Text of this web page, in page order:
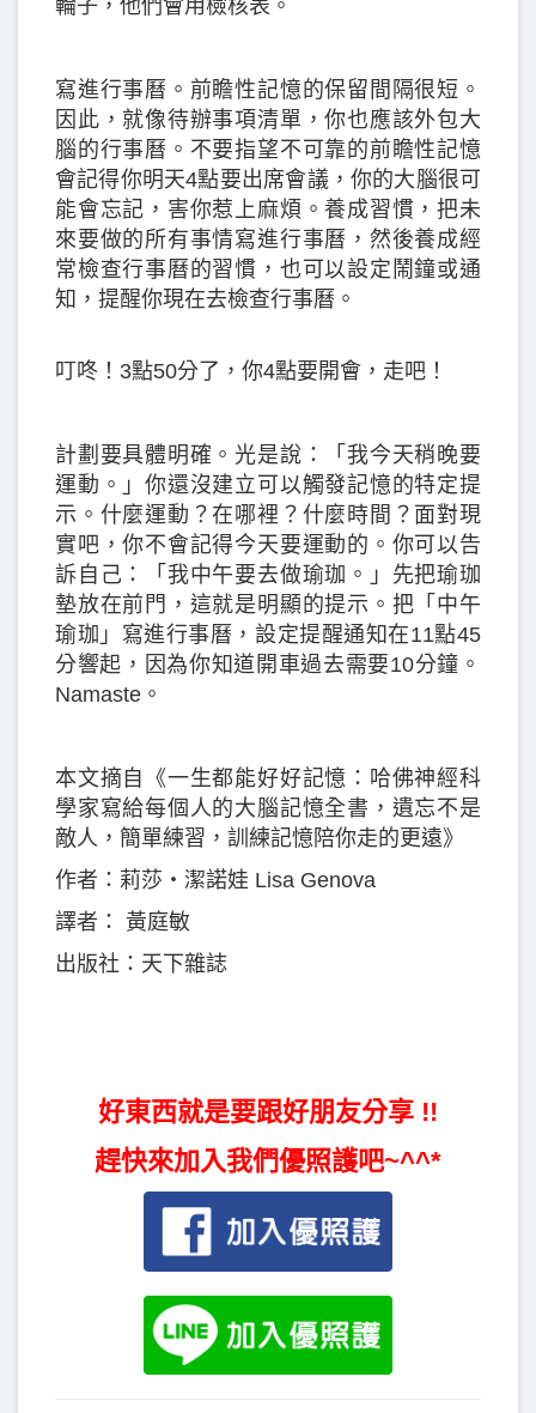
輪子，他們會用檢核表。
寫進行事曆。前瞻性記憶的保留間隔很短。
因此，就像待辦事項清單，你也應該外包大
腦的行事曆。不要指望不可靠的前瞻性記憶
會記得你明天4點要出席會議，你的大腦很可
能會忘記，害你惹上麻煩。養成習慣，把未
來要做的所有事情寫進行事曆，然後養成經
常檢查行事曆的習慣，也可以設定鬧鐘或通
知，提醒你現在去檢查行事曆。
叮咚！3點50分了，你4點要開會，走吧！
計劃要具體明確。光是說：「我今天稍晚要
運動。」你還沒建立可以觸發記憶的特定提
示。什麼運動？在哪裡？什麼時間？面對現
實吧，你不會記得今天要運動的。你可以告
訴自己：「我中午要去做瑜珈。」先把瑜珈
墊放在前門，這就是明顯的提示。把「中午
瑜珈」寫進行事曆，設定提醒通知在11點45
分響起，因為你知道開車過去需要10分鐘。
Namaste。
本文摘自《一生都能好好記憶：哈佛神經科
學家寫給每個人的大腦記憶全書，遺忘不是
敵人，簡單練習，訓練記憶陪你走的更遠》
作者：莉莎‧潔諾娃 Lisa Genova
譯者： 黃庭敏
出版社：天下雜誌
好東西就是要跟好朋友分享 !!
趕快來加入我們優照護吧~^^*